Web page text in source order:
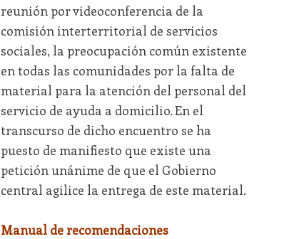
reunión por videoconferencia de la
comisión interterritorial de servicios
sociales, la preocupación común existente
en todas las comunidades por la falta de
material para la atención del personal del
servicio de ayuda a domicilio. En el
transcurso de dicho encuentro se ha
puesto de manifiesto que existe una
petición unánime de que el Gobierno
central agilice la entrega de este material.
Manual de recomendaciones